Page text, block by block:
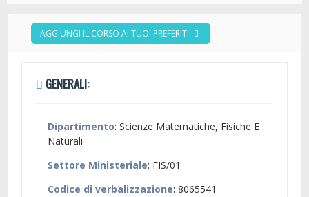
AGGIUNGI IL CORSO AI TUOI PREFERITI
GENERALI:
Dipartimento: Scienze Matematiche, Fisiche E
Naturali
Settore Ministeriale: FIS/01
Codice di verbalizzazione: 8065541